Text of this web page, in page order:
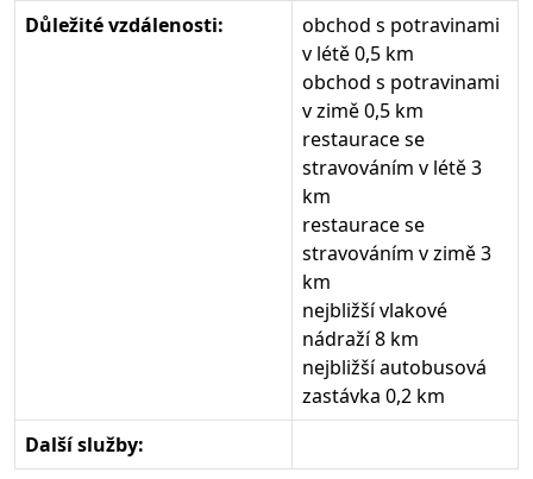
Důležité vzdálenosti:
obchod s potravinami
v létě 0,5 km
obchod s potravinami
v zimě 0,5 km
restaurace se
stravováním v létě 3
km
restaurace se
stravováním v zimě 3
km
nejbližší vlakové
nádraží 8 km
nejbližší autobusová
zastávka 0,2 km
Další služby: